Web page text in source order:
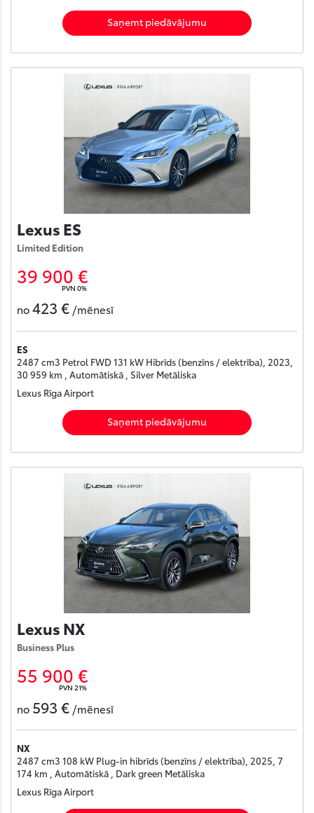
Saņemt piedāvājumu
Lexus ES
Limited Edition
39 900 €
PVN 0%
no423 € /mēnesī
ES
2487 cm3 Petrol FWD 131 kW Hibrīds (benzīns / elektrība), 2023,
30 959 km , Automātiskā , Silver Metāliska
Lexus Rīga Airport
Saņemt piedāvājumu
Lexus NX
Business Plus
55 900 €
PVN 21%
no 593 € /mēnesī
NX
2487 cm3 108 kW Plug-in hibrīds (benzīns / elektrība), 2025, 7
174 km , Automātiskā , Dark green Metāliska
Lexus Rīga Airport